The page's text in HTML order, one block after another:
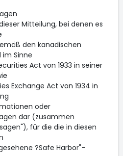
Mitteilung, bei denen es
den kanadischen
Sinne
Act von 1933 in seiner
Exchange Act von 1934 in
oder
dar (zusammen
für die die in diesen
?Safe Harbor"-